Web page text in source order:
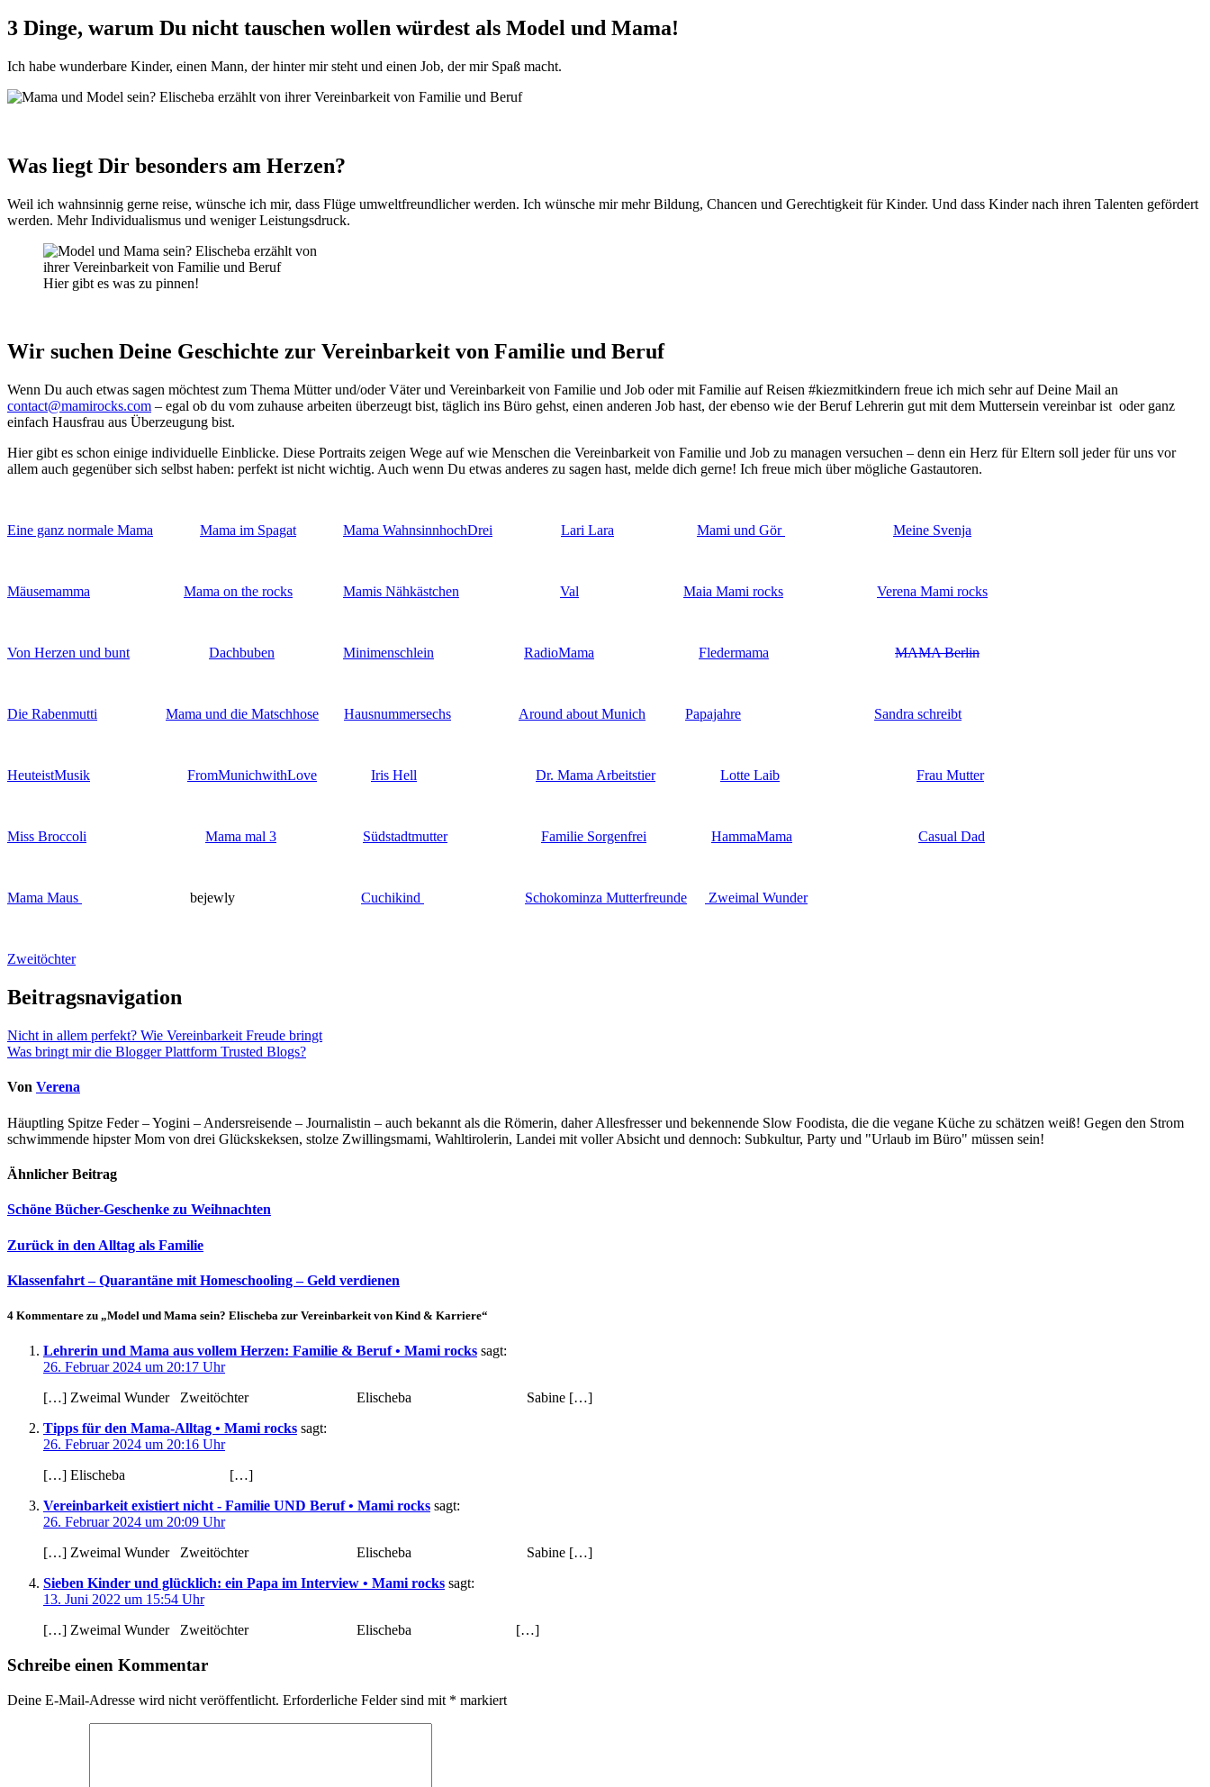
3 Dinge, warum Du nicht tauschen wollen würdest als Model und Mama!
Ich habe wunderbare Kinder, einen Mann, der hinter mir steht und einen Job, der mir Spaß macht.
Was liegt Dir besonders am Herzen?
Weil ich wahnsinnig gerne reise, wünsche ich mir, dass Flüge umweltfreundlicher werden. Ich wünsche mir mehr Bildung, Chancen und Gerechtigkeit für Kinder. Und dass Kinder nach ihren Talenten gefördert
werden. Mehr Individualismus und weniger Leistungsdruck.
Hier gibt es was zu pinnen!
Wir suchen Deine Geschichte zur Vereinbarkeit von Familie und Beruf
Wenn Du auch etwas sagen möchtest zum Thema Mütter und/oder Väter und Vereinbarkeit von Familie und Job oder mit Familie auf Reisen #kiezmitkindern freue ich mich sehr auf Deine Mail an
contact@mamirocks.com – egal ob du vom zuhause arbeiten überzeugt bist, täglich ins Büro gehst, einen anderen Job hast, der ebenso wie der Beruf Lehrerin gut mit dem Muttersein vereinbar ist oder ganz
einfach Hausfrau aus Überzeugung bist.
Hier gibt es schon einige individuelle Einblicke. Diese Portraits zeigen Wege auf wie Menschen die Vereinbarkeit von Familie und Job zu managen versuchen – denn ein Herz für Eltern soll jeder für uns vor
allem auch gegenüber sich selbst haben: perfekt ist nicht wichtig. Auch wenn Du etwas anderes zu sagen hast, melde dich gerne! Ich freue mich über mögliche Gastautoren.
Eine ganz normale Mama Mama im Spagat Mama WahnsinnhochDrei Lari Lara Mami und Gör Meine Svenja
Mäusemamma Mama on the rocks Mamis Nähkästchen Val Maia Mami rocks Verena Mami rocks
Von Herzen und bunt Dachbuben Minimenschlein RadioMama Fledermama MAMA Berlin
Die Rabenmutti Mama und die Matschhose Hausnummersechs Around about Munich Papajahre Sandra schreibt
HeuteistMusik FromMunichwithLove Iris Hell Dr. Mama Arbeitstier Lotte Laib Frau Mutter
Miss Broccoli Mama mal 3 Südstadtmutter Familie Sorgenfrei HammaMama Casual Dad
Mama Maus bejewly Cuchikind Schokominza Mutterfreunde Zweimal Wunder
Zweitöchter
Beitragsnavigation
Nicht in allem perfekt? Wie Vereinbarkeit Freude bringt
Was bringt mir die Blogger Plattform Trusted Blogs?
Von Verena
Häuptling Spitze Feder – Yogini – Andersreisende – Journalistin – auch bekannt als die Römerin, daher Allesfresser und bekennende Slow Foodista, die die vegane Küche zu schätzen weiß! Gegen den Strom
schwimmende hipster Mom von drei Glückskeksen, stolze Zwillingsmami, Wahltirolerin, Landei mit voller Absicht und dennoch: Subkultur, Party und "Urlaub im Büro" müssen sein!
Ähnlicher Beitrag
Schöne Bücher-Geschenke zu Weihnachten
Zurück in den Alltag als Familie
Klassenfahrt – Quarantäne mit Homeschooling – Geld verdienen
4 Kommentare zu „Model und Mama sein? Elischeba zur Vereinbarkeit von Kind & Karriere“
Lehrerin und Mama aus vollem Herzen: Familie & Beruf • Mami rocks sagt:
26. Februar 2024 um 20:17 Uhr
[…] Zweimal Wunder Zweitöchter Elischeba Sabine […]
Tipps für den Mama-Alltag • Mami rocks sagt:
26. Februar 2024 um 20:16 Uhr
[…] Elischeba […]
Vereinbarkeit existiert nicht - Familie UND Beruf • Mami rocks sagt:
26. Februar 2024 um 20:09 Uhr
[…] Zweimal Wunder Zweitöchter Elischeba Sabine […]
Sieben Kinder und glücklich: ein Papa im Interview • Mami rocks sagt:
13. Juni 2022 um 15:54 Uhr
[…] Zweimal Wunder Zweitöchter Elischeba […]
Schreibe einen Kommentar
Deine E-Mail-Adresse wird nicht veröffentlicht. Erforderliche Felder sind mit * markiert